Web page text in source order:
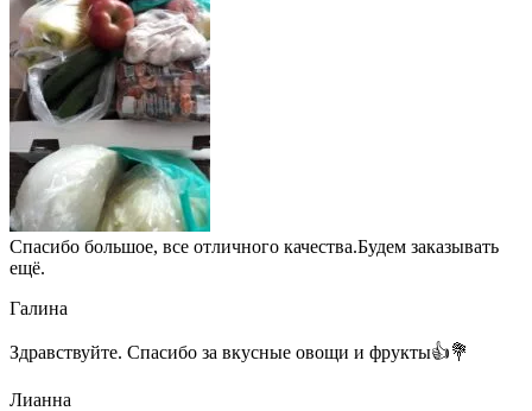
Спасибо большое, все отличного качества.Будем заказывать
ещё.
Галина
Здравствуйте. Спасибо за вкусные овощи и фрукты👍💐
Лианна